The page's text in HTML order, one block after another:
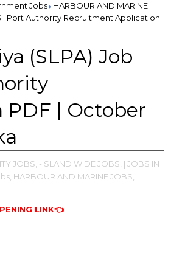
Jobs
HARBOUR AND MARINE
| Port Authority Recruitment Application
(SLPA) Job
| October
JOBS, -ISLAND WIDE JOBS, | JOBS IN
HARBOUR AND MARINE JOBS,
LINK👈